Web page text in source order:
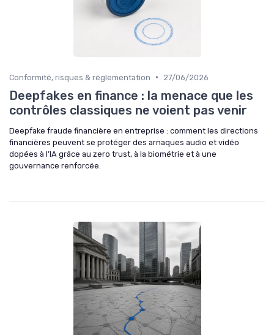
Conformité, risques & réglementation • 27/06/2026
Deepfakes en finance : la menace que les
contrôles classiques ne voient pas venir
Deepfake fraude financière en entreprise : comment les directions
financières peuvent se protéger des arnaques audio et vidéo
dopées à l’IA grâce au zero trust, à la biométrie et à une
gouvernance renforcée.